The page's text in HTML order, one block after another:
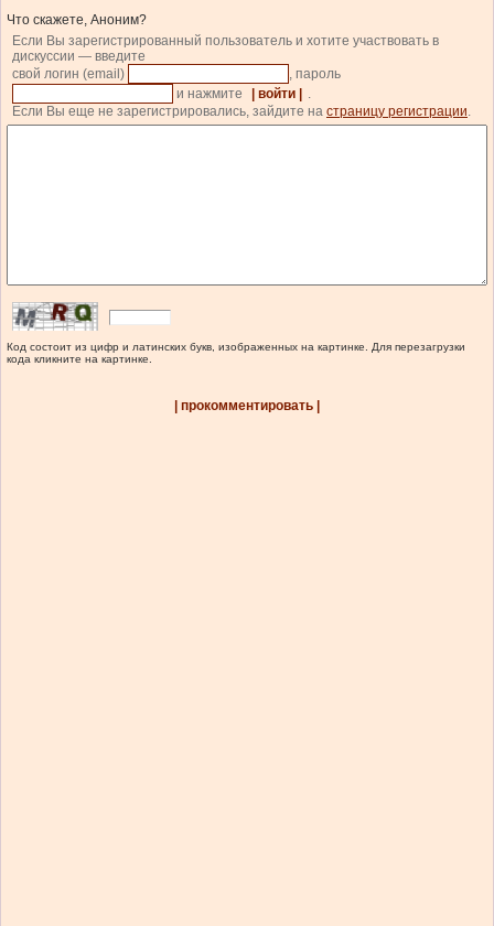
Что скажете, Аноним?
Если Вы зарегистрированный пользователь и хотите участвовать в
дискуссии — введите
свой логин (email)
, пароль
и нажмите
| войти |
.
Если Вы еще не зарегистрировались, зайдите на страницу регистрации.
Код состоит из цифр и латинских букв, изображенных на картинке. Для перезагрузки
кода кликните на картинке.
| прокомментировать |